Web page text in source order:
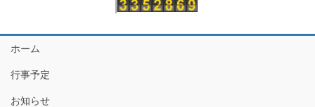
ホーム
行事予定
お知らせ